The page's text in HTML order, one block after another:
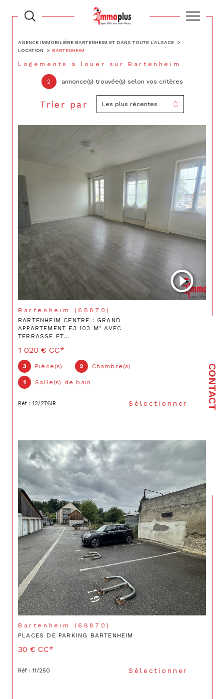
CONTACT
AGENCE IMMOBILIÈRE BARTENHEIM ET DANS TOUTE L’ALSACE
LOCATION
BARTENHEIM
Logements à louer sur Bartenheim
2 annonce(s) trouvée(s) selon vos critères
Trier par Les plus récentes
Bartenheim (68870)
BARTENHEIM CENTRE : GRAND
APPARTEMENT F3 103 M² AVEC
TERRASSE ET...
1 020 € CC*
3 Pièce(s) 2 Chambre(s)
1 Salle(s) de bain
Réf : 12/276IR Sélectionner
Bartenheim (68870)
PLACES DE PARKING BARTENHEIM
30 € CC*
Réf : 11/250 Sélectionner